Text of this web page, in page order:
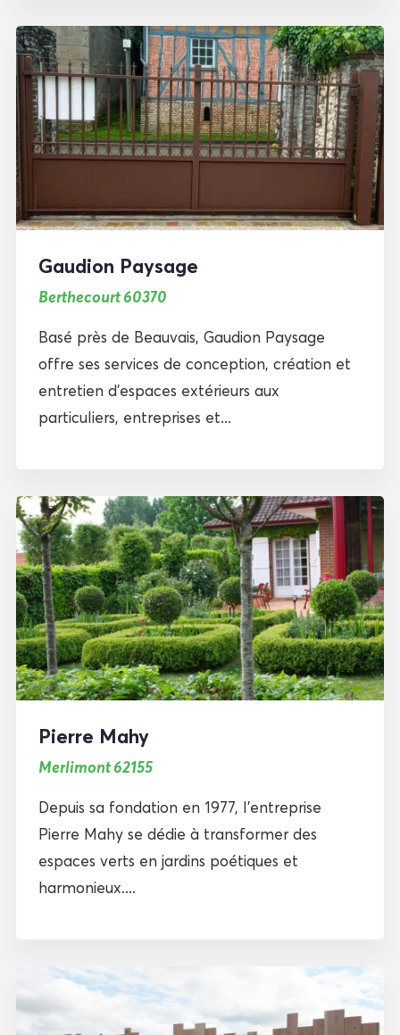
Gaudion Paysage
Berthecourt 60370
Basé près de Beauvais, Gaudion Paysage
offre ses services de conception, création et
entretien d’espaces extérieurs aux
particuliers, entreprises et...
Pierre Mahy
Merlimont 62155
Depuis sa fondation en 1977, l’entreprise
Pierre Mahy se dédie à transformer des
espaces verts en jardins poétiques et
harmonieux....